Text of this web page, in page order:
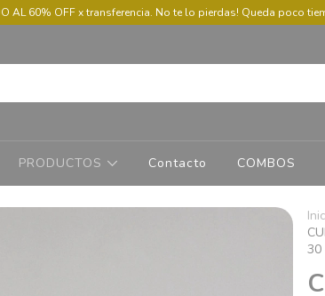
AL 60% OFF x transferencia. No te lo pierdas! Queda poco
PRODUCTOS Contacto COMBOS
30